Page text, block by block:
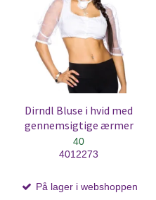
Dirndl Bluse i hvid med
gennemsigtige ærmer
40
4012273
På lager i webshoppen